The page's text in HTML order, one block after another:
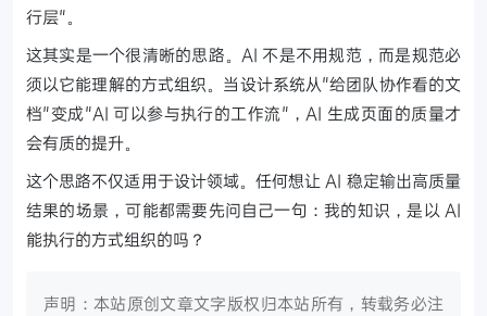
行层"。
这其实是一个很清晰的思路。AI 不是不用规范，而是规范必
须以它能理解的方式组织。当设计系统从"给团队协作看的文
档"变成"AI 可以参与执行的工作流"，AI 生成页面的质量才
会有质的提升。
这个思路不仅适用于设计领域。任何想让 AI 稳定输出高质量
结果的场景，可能都需要先问自己一句：我的知识，是以 AI
能执行的方式组织的吗？
声明：本站原创文章文字版权归本站所有，转载务必注